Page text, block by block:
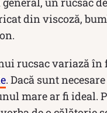
din viscoză,
rucsac variază în
. Dacă sunt
mare ar fi ideal.